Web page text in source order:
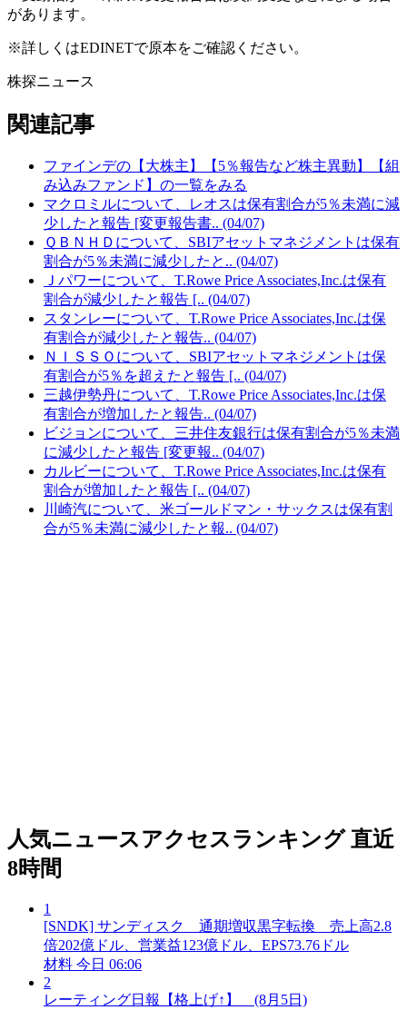
があります。
※詳しくはEDINETで原本をご確認ください。
株探ニュース
関連記事
ファインデの【大株主】【5％報告など株主異動】【組
み込みファンド】の一覧をみる
マクロミルについて、レオスは保有割合が5％未満に減
少したと報告 [変更報告書.. (04/07)
ＱＢＮＨＤについて、SBIアセットマネジメントは保有
割合が5％未満に減少したと.. (04/07)
Ｊパワーについて、T.Rowe Price Associates,Inc.は保有
割合が減少したと報告 [.. (04/07)
スタンレーについて、T.Rowe Price Associates,Inc.は保
有割合が減少したと報告.. (04/07)
ＮＩＳＳＯについて、SBIアセットマネジメントは保
有割合が5％を超えたと報告 [.. (04/07)
三越伊勢丹について、T.Rowe Price Associates,Inc.は保
有割合が増加したと報告.. (04/07)
ビジョンについて、三井住友銀行は保有割合が5％未満
に減少したと報告 [変更報.. (04/07)
カルビーについて、T.Rowe Price Associates,Inc.は保有
割合が増加したと報告 [.. (04/07)
川崎汽について、米ゴールドマン・サックスは保有割
合が5％未満に減少したと報.. (04/07)
人気ニュースアクセスランキング 直近
8時間
1
[SNDK] サンディスク 通期増収黒字転換 売上高2.8
倍202億ドル、営業益123億ドル、EPS73.76ドル
材料 今日 06:06
2
レーティング日報【格上げ↑】 (8月5日)